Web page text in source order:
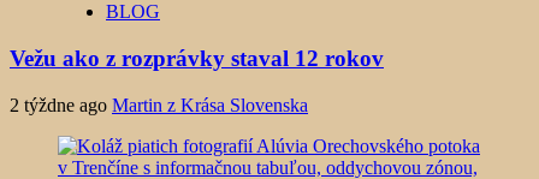
BLOG
Vežu ako z rozprávky staval 12 rokov
2 týždne ago Martin z Krása Slovenska